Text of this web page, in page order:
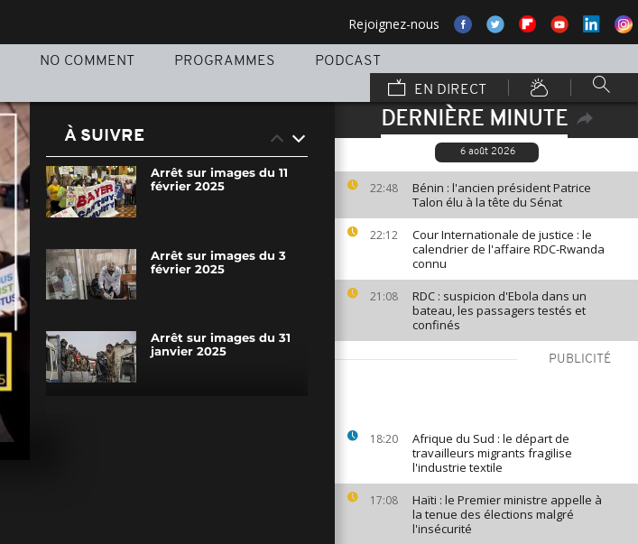
Rejoignez-nous
NO COMMENT PROGRAMMES
PODCAST
EN DIRECT
DERNIÈRE MINUTE
6 août 2026
22:48
Bénin : l'ancien président Patrice
Talon élu à la tête du Sénat
22:12
Cour Internationale de justice : le
calendrier de l'affaire RDC-Rwanda
connu
21:08
RDC : suspicion d'Ebola dans un
bateau, les passagers testés et
confinés
PUBLICITÉ
18:20
Afrique du Sud : le départ de
travailleurs migrants fragilise
l'industrie textile
17:08
Haïti : le Premier ministre appelle à
la tenue des élections malgré
l'insécurité
À SUIVRE
Arrêt sur images du 11
février 2025
Arrêt sur images du 3
février 2025
Arrêt sur images du 31
janvier 2025